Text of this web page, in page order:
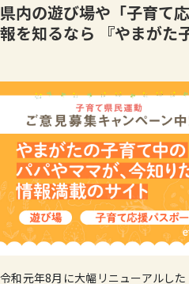
県内の遊び場や「子育て
報を知るなら 『やまがた
令和元年8月に大幅リニューアルし